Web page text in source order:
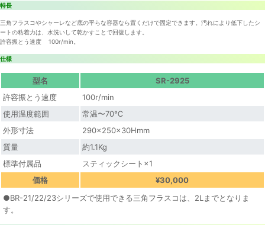
特長
三角フラスコやシャーレなど底の平らな容器なら置くだけで固定できます。汚れにより低下したシ
ートの粘着力は、水洗いして乾かすことで回復します。
許容振とう速度 100r/min。
仕様
型名
SR-2925
許容振とう速度
100r/min
使用温度範囲
常温〜70℃
外形寸法
290×250×30Hmm
質量
約1.1Kg
標準付属品
スティックシート×1
価格
¥30,000
●BR-21/22/23シリーズで使用できる三角フラスコは、2Lまでとなりま
す。